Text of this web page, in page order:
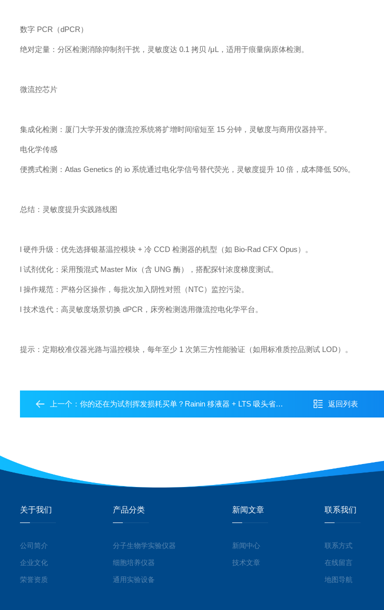
数字 PCR（dPCR）
绝对定量：分区检测消除抑制剂干扰，灵敏度达 0.1 拷贝 /μL，适用于痕量病原体检测。
微流控芯片
集成化检测：厦门大学开发的微流控系统将扩增时间缩短至 15 分钟，灵敏度与商用仪器持平。
电化学传感
便携式检测：Atlas Genetics 的 io 系统通过电化学信号替代荧光，灵敏度提升 10 倍，成本降低 50%。
总结：灵敏度提升实践路线图
l 硬件升级：优先选择银基温控模块 + 冷 CCD 检测器的机型（如 Bio-Rad CFX Opus）。
l 试剂优化：采用预混式 Master Mix（含 UNG 酶），搭配探针浓度梯度测试。
l 操作规范：严格分区操作，每批次加入阴性对照（NTC）监控污染。
l 技术迭代：高灵敏度场景切换 dPCR，床旁检测选用微流控电化学平台。
提示：定期校准仪器光路与温控模块，每年至少 1 次第三方性能验证（如用标准质控品测试 LOD）。
上一个：你的还在为试剂挥发损耗买单？Rainin 移液器 + LTS 吸头省出 40% 试剂预算 返回列表
关于我们
公司简介
企业文化
荣誉资质
产品分类
分子生物学实验仪器
细胞培养仪器
通用实验设备
新闻文章
新闻中心
技术文章
联系我们
联系方式
在线留言
地图导航